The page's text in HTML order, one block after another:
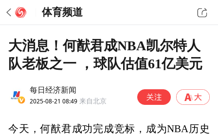
体育频道
大消息！何猷君成NBA凯尔特人
队老板之一 ，球队估值61亿美元
每日经济新闻
2025-08-21 08:49 来自北京
今天，何猷君成功完成竞标，成为NBA历史